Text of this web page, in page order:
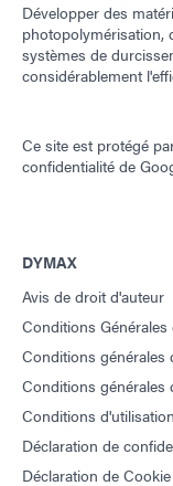
Développer des
photopolymérisation,
systèmes de
considérablement
Ce site est protégé
confidentialité de
DYMAX
Avis de droit d'auteur
Conditions Générales
Conditions générales
Conditions générales
Conditions d'utilisation
Déclaration de
Déclaration de Cookie